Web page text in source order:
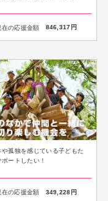
在の応援金額 846,317 円
や孤独を感じている子どもた
ポートしたい！
在の応援金額 349,228 円